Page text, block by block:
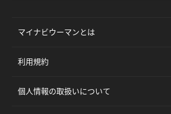
マイナビウーマンとは
利用規約
個人情報の取扱いについて